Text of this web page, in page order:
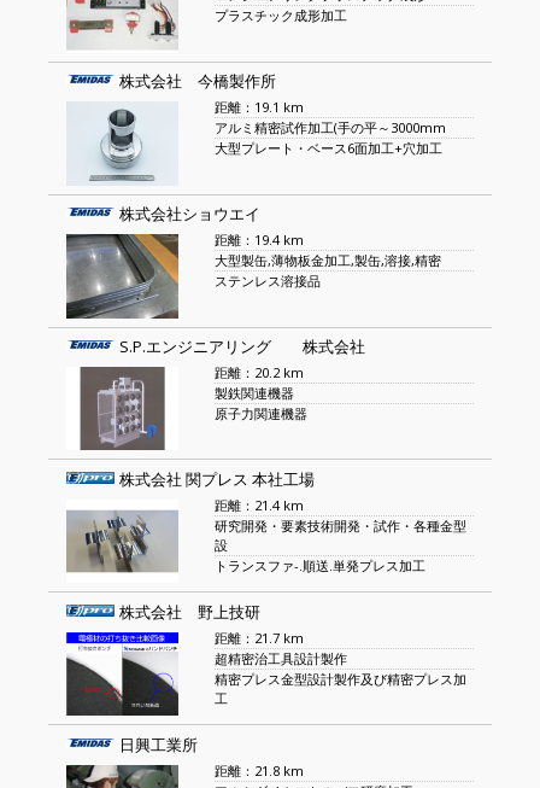
プラスチック成形加工
株式会社 今橋製作所
距離：19.1 km
アルミ精密試作加工(手の平～3000mm
大型プレート・ベース6面加工+穴加工
株式会社ショウエイ
距離：19.4 km
大型製缶,薄物板金加工,製缶,溶接,精密
ステンレス溶接品
S.P.エンジニアリング 株式会社
距離：20.2 km
製鉄関連機器
原子力関連機器
株式会社 関プレス 本社工場
距離：21.4 km
研究開発・要素技術開発・試作・各種金型
設
トランスファ-.順送.単発プレス加工
株式会社 野上技研
距離：21.7 km
超精密治工具設計製作
精密プレス金型設計製作及び精密プレス加
工
日興工業所
距離：21.8 km